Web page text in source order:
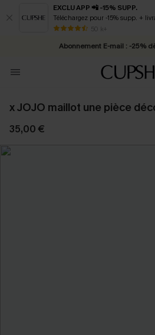
EXCLU APP 📲 -15% SUPP.
Téléchargez pour -15% supp. +
50 k+
* Livraison éclair 2-3
Abonnement E-mail : -25%
x JOJO maillot une pièce
35,00 €